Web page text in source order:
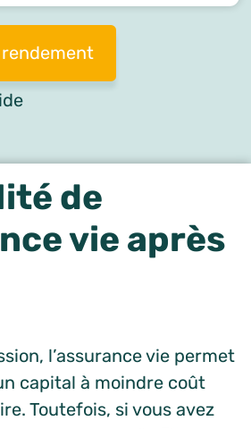
de
vie après
l’assurance vie permet
capital à moindre coût
Toutefois, si vous avez